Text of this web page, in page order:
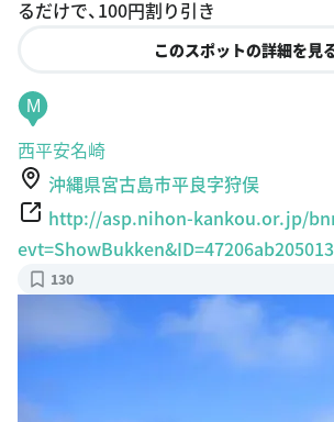
るだけで、100円割り引き
このスポットの詳細を見
M
西平安名崎
沖縄県宮古島市平良字狩俣
http://asp.nihon-kankou.or.jp/
130